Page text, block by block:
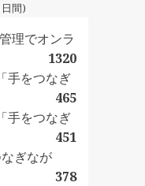
間)
理でオンラ
1320
手をつなぎ
465
手をつなぎ
451
ぎなが
378